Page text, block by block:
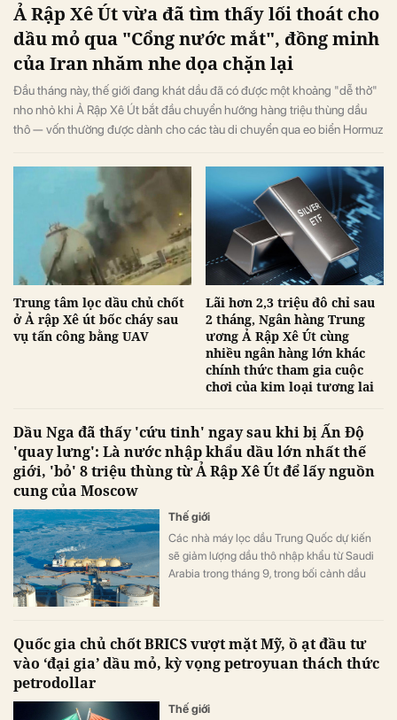
Ả Rập Xê Út vừa đã tìm thấy lối thoát cho
dầu mỏ qua "Cổng nước mắt", đồng minh
của Iran nhăm nhe dọa chặn lại
Đầu tháng này, thế giới đang khát dầu đã có được một khoảng "dễ thở"
nho nhỏ khi Ả Rập Xê Út bắt đầu chuyển hướng hàng triệu thùng dầu
thô — vốn thường được dành cho các tàu di chuyển qua eo biển Hormuz
Trung tâm lọc dầu chủ chốt
ở Ả rập Xê út bốc cháy sau
vụ tấn công bằng UAV
Lãi hơn 2,3 triệu đô chỉ sau
2 tháng, Ngân hàng Trung
ương Ả Rập Xê Út cùng
nhiều ngân hàng lớn khác
chính thức tham gia cuộc
chơi của kim loại tương lai
Dầu Nga đã thấy 'cứu tinh' ngay sau khi bị Ấn Độ
'quay lưng': Là nước nhập khẩu dầu lớn nhất thế
giới, 'bỏ' 8 triệu thùng từ Ả Rập Xê Út để lấy nguồn
cung của Moscow
Thế giới
Các nhà máy lọc dầu Trung Quốc dự kiến
sẽ giảm lượng dầu thô nhập khẩu từ Saudi
Arabia trong tháng 9, trong bối cảnh dầu
Quốc gia chủ chốt BRICS vượt mặt Mỹ, ồ ạt đầu tư
vào ‘đại gia’ dầu mỏ, kỳ vọng petroyuan thách thức
petrodollar
Thế giới